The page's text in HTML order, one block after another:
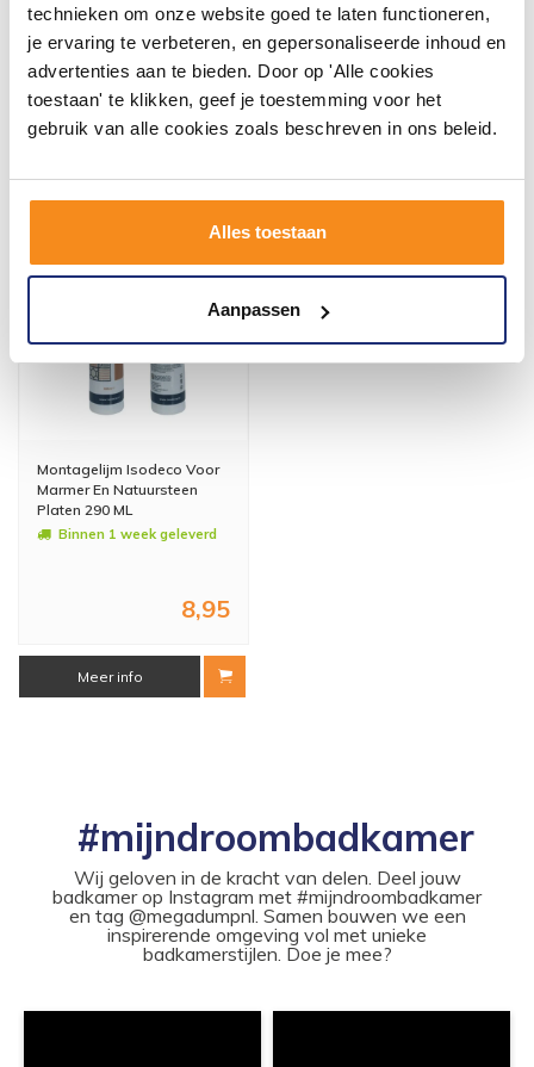
technieken om onze website goed te laten functioneren,
je ervaring te verbeteren, en gepersonaliseerde inhoud en
advertenties aan te bieden. Door op 'Alle cookies
toestaan' te klikken, geef je toestemming voor het
gebruik van alle cookies zoals beschreven in ons beleid.
Alles toestaan
Aanpassen
Andere klanten kochten of
Montagelijm Isodeco Voor
Marmer En Natuursteen
Platen 290 ML
Binnen 1 week geleverd
8,95
Meer info
#mijndroombadkamer
Wij geloven in de kracht van delen. Deel jouw
badkamer op Instagram met #mijndroombadkamer
en tag @megadumpnl. Samen bouwen we een
inspirerende omgeving vol met unieke
badkamerstijlen. Doe je mee?